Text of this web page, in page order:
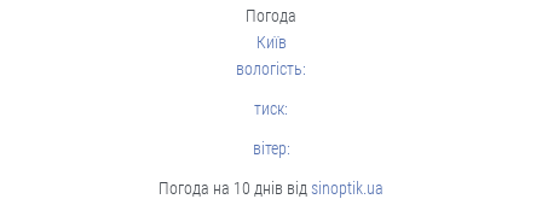
Погода
Київ
вологість:
тиск:
вітер:
Погода на 10 днів від sinoptik.ua